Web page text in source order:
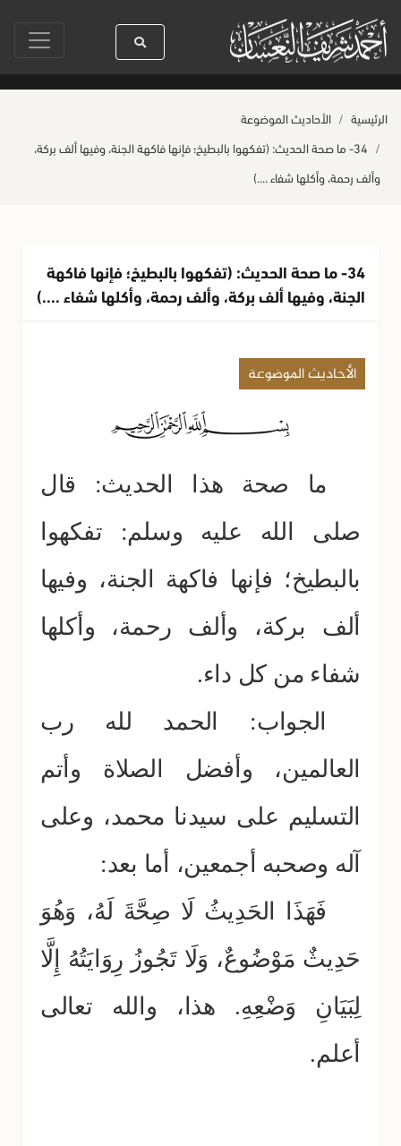
سيدنا رسول الله ﷺ كله رحمة صلاة آخر أربعاء من صفر حياة
الرئيسية
الأحاديث الموضوعة
34- ما صحة الحديث: (تفكهوا بالبطيخ؛ فإنها فاكهة الجنة، وفيها ألف بركة،
وألف رحمة، وأكلها شفاء ....)
34- ما صحة الحديث: (تفكهوا بالبطيخ؛ فإنها فاكهة
الجنة، وفيها ألف بركة، وألف رحمة، وأكلها شفاء ....)
الأحاديث الموضوعة
ما صحة هذا الحديث: قال
صلى الله عليه وسلم: تفكهوا
بالبطيخ؛ فإنها فاكهة الجنة، وفيها
ألف بركة، وألف رحمة، وأكلها
شفاء من كل داء.
الجواب: الحمد لله رب
العالمين، وأفضل الصلاة وأتم
التسليم على سيدنا محمد، وعلى
آله وصحبه أجمعين، أما بعد:
فَهَذَا الحَدِيثُ لَا صِحَّةَ لَهُ، وَهُوَ
حَدِيثٌ مَوْضُوعٌ، وَلَا تَجُوزُ رِوَايَتُهُ إِلَّا
لِبَيَانِ وَضْعِهِ. هذا، والله تعالى
أعلم.